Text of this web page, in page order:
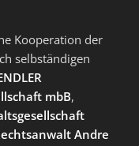
Kooperation der
selbständigen
mbB,
Andre